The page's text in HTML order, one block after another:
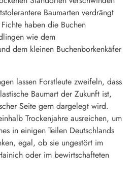
Baumarten verdrängt
haben die Buchen
wie dem
dem kleinen Buchenborkenkäfer
lassen Forstleute zweifeln, dass
Baumart der Zukunft ist,
Seite gern dargelegt wird.
Trockenjahre ausreichen, um
in einigen Teilen Deutschlands
egal, ob sie ungestört im
oder im bewirtschafteten